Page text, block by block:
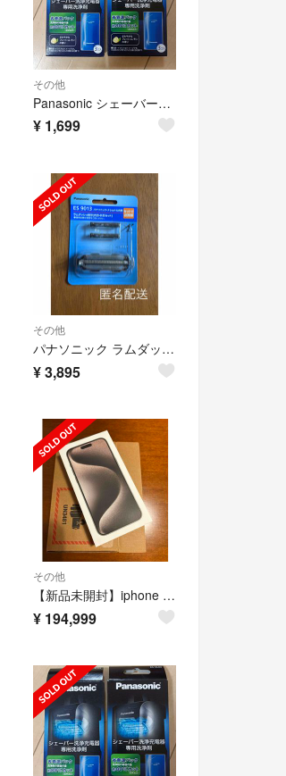
その他
Panasonic シェーバー洗浄液 ES-4L03 2箱6袋
¥ 1,699
その他
パナソニック ラムダッシュ シェーバー 替刃 新品メンズ 髭剃り ES9013
¥3,895
その他
【新品未開封】iphone 15 pro max 256 ナチュラルチタニウム
¥ 194,999